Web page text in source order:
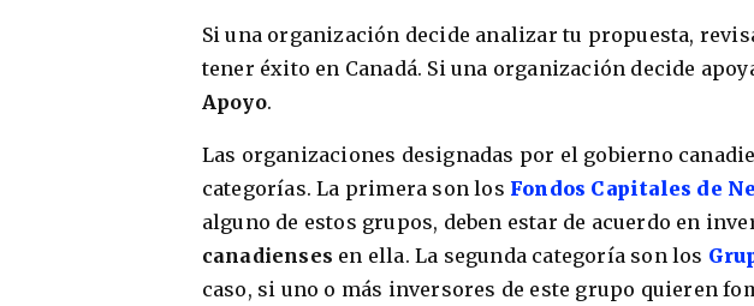
Si una organización decide analizar tu propuesta,
tener éxito en Canadá. Si una organización decide
Apoyo.
Las organizaciones designadas por el gobierno
categorías. La primera son los Fondos Capitales de
alguno de estos grupos, deben estar de acuerdo en
canadienses en ella. La segunda categoría son los
caso, si uno o más inversores de este grupo quieren